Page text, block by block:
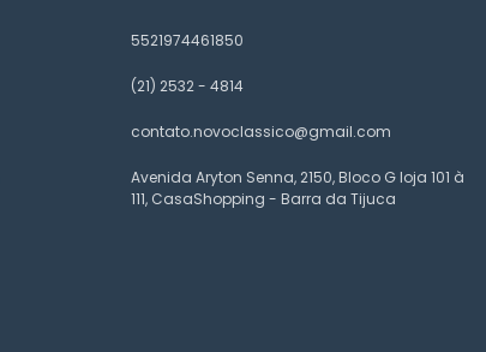
5521974461850
(21) 2532 - 4814
contato.novoclassico@gmail.com
Avenida Aryton Senna, 2150, Bloco G loja 101 à
111, CasaShopping - Barra da Tijuca